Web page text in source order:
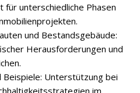
unter­schied­li­che Pha­sen
und Bestands­ge­bäude:
Her­aus­for­de­run­gen und
Bei­spiele: Unter­stüt­zung bei